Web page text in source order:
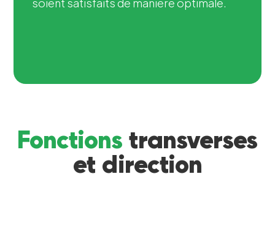
soient satisfaits de manière optimale.
Fonctions transverses
et direction